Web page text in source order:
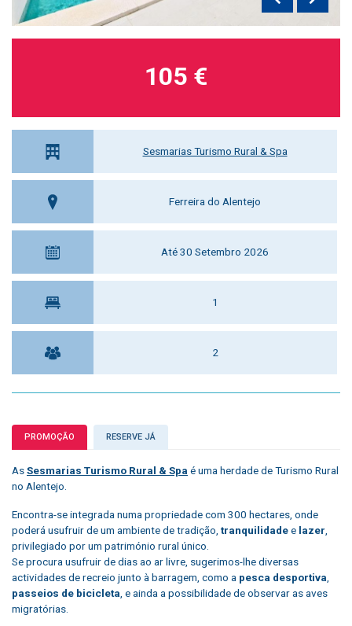
Sesmarias Turismo Rural & Spa
Ferreira do Alentejo
Até 30 Setembro 2026
1
2
105 €
PROMOÇÃO RESERVE JÁ
AsSesmarias Turismo Rural & Spa é uma herdade de Turismo Rural
no Alentejo.
Encontra-se integrada numa propriedade com 300 hectares, onde
poderá usufruir de um ambiente de tradição, tranquilidadee lazer
privilegiado por um património rural único.
Se procura usufruir de dias ao ar livre, sugerimos-lhe diversas
actividades de recreio junto à barragem, como a pesca desportiva
passeios de bicicleta , e ainda a possibilidade de observar as aves
migratórias.